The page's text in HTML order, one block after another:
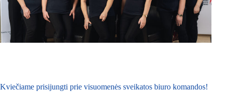
Kviečiame prisijungti prie visuomenės sveikatos biuro komandos!